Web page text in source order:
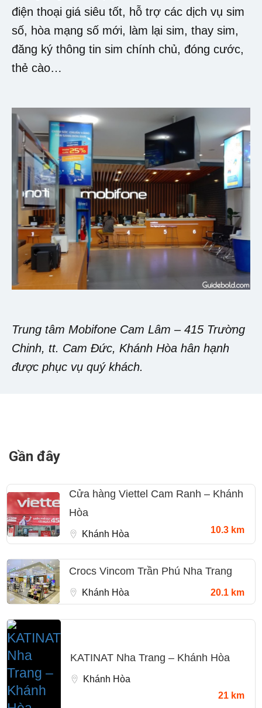
điện thoại giá siêu tốt, hỗ trợ các dịch vụ sim
số, hòa mạng số mới, làm lại sim, thay sim,
đăng ký thông tin sim chính chủ, đóng cước,
thẻ cào…
Trung tâm Mobifone Cam Lâm – 415 Trường
Chinh, tt. Cam Đức, Khánh Hòa hân hạnh
được phục vụ quý khách.
Gần đây
Cửa hàng Viettel Cam Ranh – Khánh
Hòa
Khánh Hòa 10.3 km
Crocs Vincom Trần Phú Nha Trang
Khánh Hòa 20.1 km
KATINAT Nha Trang – Khánh Hòa
Khánh Hòa
21 km